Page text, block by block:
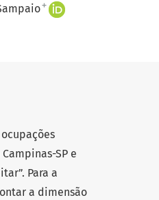
+
SP e
Para a
a dimensão